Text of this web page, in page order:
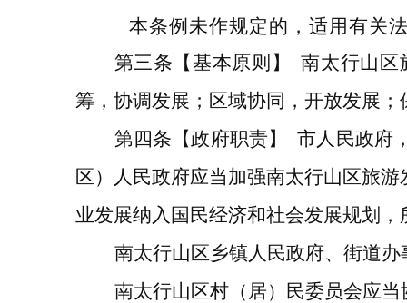
本条例未作规定的，适用有关
第三条 【基本原则】 南太行山区
筹，协调发展；区域协同，开放发展
第四条 【政府职责】 市人民政府
区）人民政府应当加强南太行山区旅游
业发展纳入国民经济和社会发展规划
南太行山区乡镇人民政府、街道办
南太行山区村（居） 民委员会应